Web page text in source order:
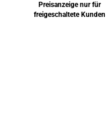
Preisanzeige nur für
freigeschaltete Kunden